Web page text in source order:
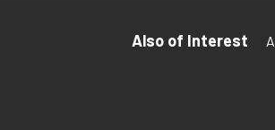
Also of Interest